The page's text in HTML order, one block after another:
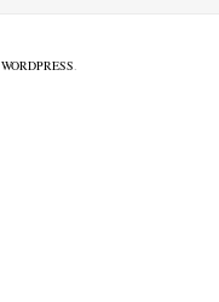
WORDPRESS.